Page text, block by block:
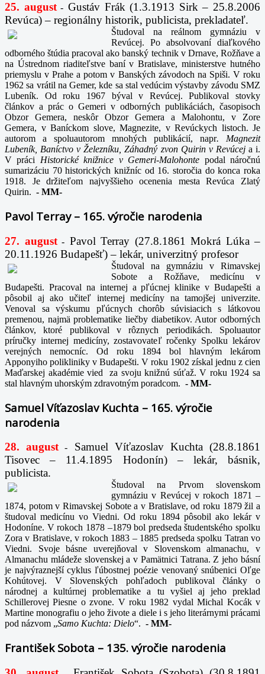
25. august- Gustáv Frák (1.3.1913 Sirk – 25.8.2006
Revúca) – regionálny historik, publicista, prekladateľ.
Študoval na reálnom gymnáziu v
Revúcej. Po absolvovaní diaľkového
odborného štúdia pracoval ako banský technik v Drnave, Rožňave a
na Ústrednom riaditeľstve baní v Bratislave, ministerstve hutného
priemyslu v Prahe a potom v Banských závodoch na Spiši. V roku
1962 sa vrátil na Gemer, kde sa stal vedúcim výstavby závodu SMZ
Lubeník. Od roku 1967 býval v Revúcej. Publikoval stovky
článkov a prác o Gemeri v odborných publikáciách, časopisoch
Obzor Gemera, neskôr Obzor Gemera a Malohontu, v Zore
Gemera, v Baníckom slove, Magnezite, v Revúckych listoch. Je
autorom a spoluautorom mnohých publikácií, napr. Magnezit
Lubeník, Baníctvo v Železníku, Záhadný zvon Quirin v Revúcej a i.
V práci Historické knižnice v Gemeri-Malohonte podal náročnú
sumarizáciu 70 historických knižníc od 16. storočia do konca roka
1918. Je držiteľom najvyššieho ocenenia mesta Revúca Zlatý
Quirin. - MM-
Pavol Terray – 165. výročie narodenia
27. august- Pavol Terray (27.8.1861 Mokrá Lúka –
20.11.1926 Budapešť) – lekár, univerzitný profesor
Študoval na gymnáziu v Rimavskej
Sobote a Rožňave, medicínu v
Budapešti. Pracoval na internej a pľúcnej klinike v Budapešti a
pôsobil aj ako učiteľ internej medicíny na tamojšej univerzite.
Venoval sa výskumu pľúcnych chorôb súvisiacich s látkovou
premenou, najmä problematike liečby diabetikov. Autor odborných
článkov, ktoré publikoval v rôznych periodikách. Spoluautor
príručky internej medicíny, zostavovateľ ročenky Spolku lekárov
verejných nemocníc. Od roku 1894 bol hlavným lekárom
Apponyiho polikliniky v Budapešti. V roku 1902 získal jednu z cien
Maďarskej akadémie vied za svoju knižnú súťaž. V roku 1924 sa
stal hlavným uhorským zdravotným poradcom. - MM-
Samuel Víťazoslav Kuchta – 165. výročie
narodenia
28. august -
Samuel Víťazoslav Kuchta (28.8.1861
Tisovec – 11.4.1895 Hodonín) – lekár, básnik,
publicista.
Študoval na Prvom slovenskom
gymnáziu v Revúcej v rokoch 1871 –
1874, potom v Rimavskej Sobote a v Bratislave, od roku 1879 žil a
študoval medicínu vo Viedni. Od roku 1894 pôsobil ako lekár v
Hodoníne. V rokoch 1878 –1879 bol predseda študentského spolku
Zora v Bratislave, v rokoch 1883 – 1885 predseda spolku Tatran vo
Viedni. Svoje básne uverejňoval v Slovenskom almanachu, v
Almanachu mládeže slovenskej a v Pamätnici Tatrana. Z jeho básní
je najvýraznejší cyklus ľúbostnej poézie venovaný snúbenici Oľge
Kohútovej. V Slovenských pohľadoch publikoval články o
národnej a kultúrnej problematike a tu vyšiel aj jeho preklad
Schillerovej Piesne o zvone. V roku 1982 vydal Michal Kocák v
Martine monografiu o jeho živote a diele i s jeho literárnymi prácami
pod názvom „Samo Kuchta: Dielo“. - MM-
František Sobota – 135. výročie narodenia